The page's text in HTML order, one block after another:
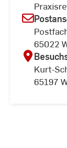
65022
Kurt-
65197